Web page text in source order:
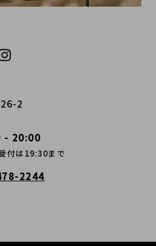
2
- 20:00
付は19:30まで
2244